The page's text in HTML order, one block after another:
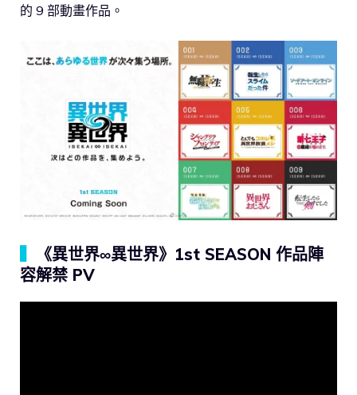
的 9 部動畫作品。
《異世界∞異世界》1st SEASON 作品陣
容解禁 PV